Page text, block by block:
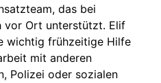
das bei
vor Ort unterstützt. Elif
wichtig frühzeitige Hilfe
mit anderen
Polizei oder sozialen